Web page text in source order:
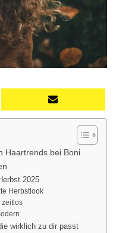
Haartrends bei Boni
2025
Herbstlook
zeitlos
wirklich zu dir passt